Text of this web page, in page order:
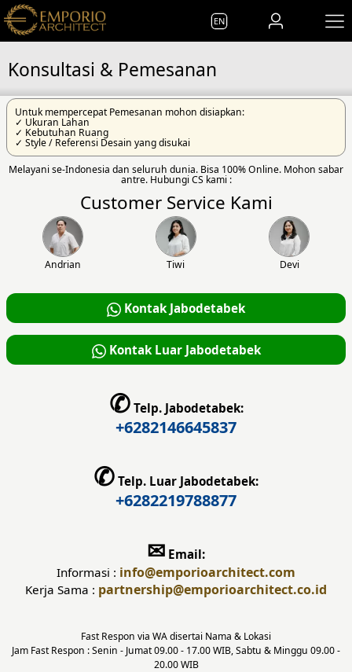
EN
Konsultasi & Pemesanan
Untuk mempercepat Pemesanan mohon disiapkan:
✓ Ukuran Lahan
✓ Kebutuhan Ruang
✓ Style / Referensi Desain yang disukai
Melayani se-Indonesia dan seluruh dunia. Bisa 100% Online. Mohon sabar
antre. Hubungi CS kami :
Customer Service Kami
Andrian Tiwi Devi
Kontak Jabodetabek
Kontak Luar Jabodetabek
✆Telp. Jabodetabek:
+6282146645837
✆ Telp. Luar Jabodetabek:
+6282219788877
✉ Email:
Informasi : info@emporioarchitect.com
Kerja Sama : partnership@emporioarchitect.co.id
Fast Respon via WA disertai Nama & Lokasi
Jam Fast Respon : Senin - Jumat 09.00 - 17.00 WIB, Sabtu & Minggu 09.00 -
20.00 WIB